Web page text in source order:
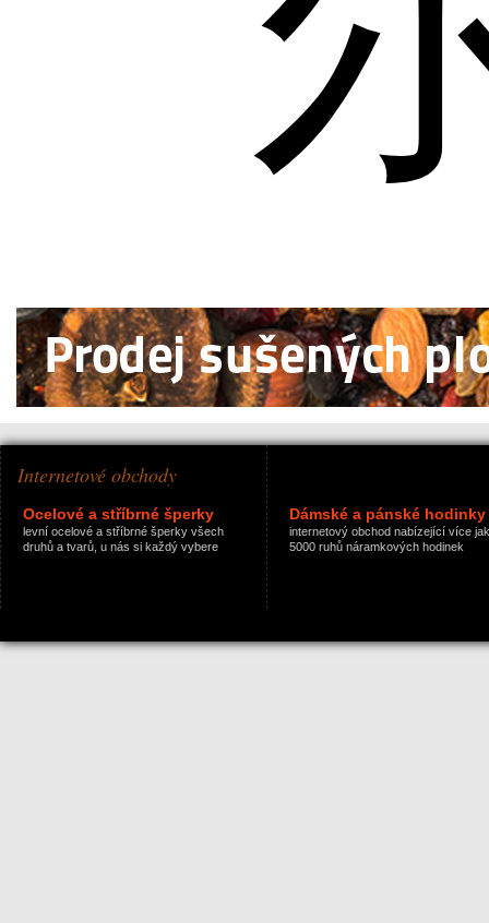
Internetové obchody
Ocelové a stříbrné šperky
levní ocelové a stříbrné šperky všech
druhů a tvarů, u nás si každý vybere
Dámské a pánské hodinky
internetový obchod nabízející více jak
5000 ruhů náramkových hodinek